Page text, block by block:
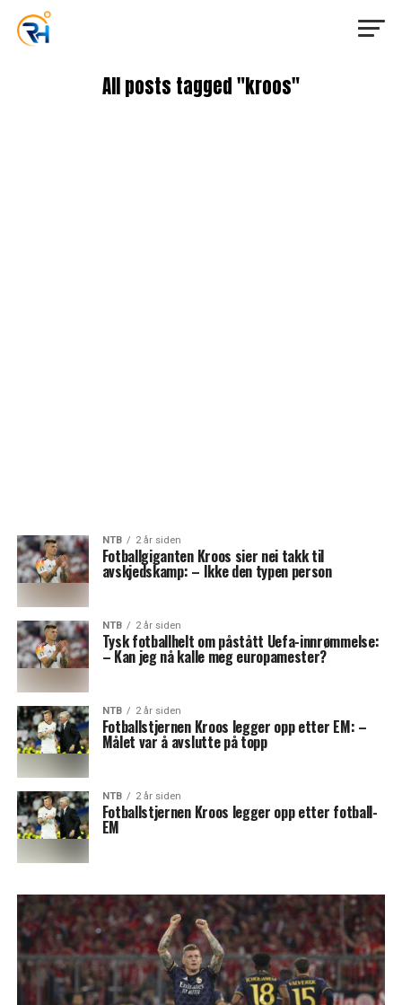
All posts tagged "kroos"
NTB 2 år siden
Fotballgiganten Kroos sier nei takk til
avskjedskamp: – Ikke den typen person
NTB 2 år siden
Tysk fotballhelt om påstått Uefa-innrømmelse:
– Kan jeg nå kalle meg europamester?
NTB 2 år siden
Fotballstjernen Kroos legger opp etter EM: –
Målet var å avslutte på topp
NTB 2 år siden
Fotballstjernen Kroos legger opp etter fotball-
EM